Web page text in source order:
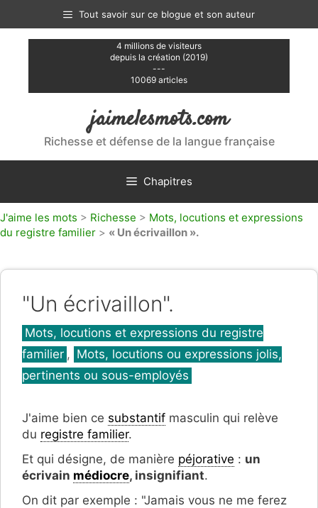
contenu
Tout savoir sur ce blogue et son auteur
4 millions de visiteurs
depuis la création (2019)
---
10069 articles
jaimelesmots.com
Richesse et défense de la langue française
Chapitres
J'aime les mots > Richesse > Mots, locutions et expressions
du registre familier > « Un écrivaillon ».
"Un écrivaillon".
Catégories
Mots, locutions et expressions du registre
familier , Mots, locutions ou expressions jolis,
pertinents ou sous-employés
J'aime bien ce substantif masculin qui relève
du registre familier.
Et qui désigne, de manière péjorative : un
écrivain médiocre, insignifiant.
On dit par exemple : "Jamais vous ne me ferez